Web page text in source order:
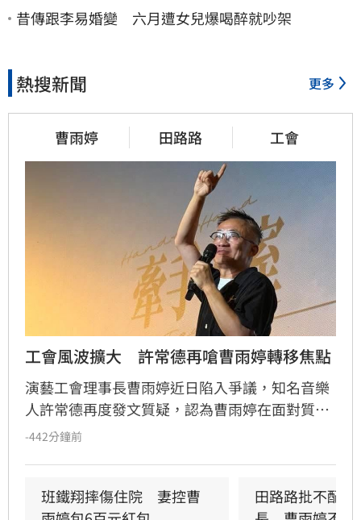
昔傳跟李易婚變 六月遭女兒爆喝醉就吵架
熱搜新聞 更多
曹雨婷 田路路 工會
工會風波擴大　許常德再嗆曹雨婷轉移焦點
演藝工會理事長曹雨婷近日陷入爭議，知名音樂
人許常德再度發文質疑，認為曹雨婷在面對質疑
時，不應反問資深藝人池秋美關於田路路協助的
外界關注工會運作屬合理公共討論，核心在於工
-442分鐘前
班鐵翔摔傷住院　妻控曹
田路路批不配